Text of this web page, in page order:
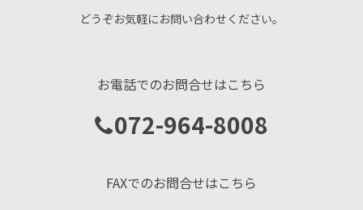
どうぞお気軽にお問い合わせください。
お電話でのお問合せはこちら
072-964-8008
FAXでのお問合せはこちら